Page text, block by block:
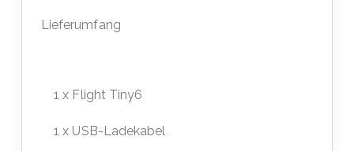
Lieferumfang
1 x Flight Tiny6
1 x USB-Ladekabel